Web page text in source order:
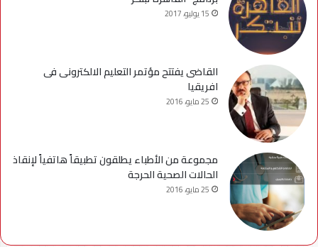
15 يوليو، 2017
القاضى يفتتح مؤتمر التعليم الالكترونى فى
افريقيا
25 مايو، 2016
مجموعة من الأطباء يطلقون تطبيقاً هاتفياً لإنقاذ
الحالات الصحية الحرجة
25 مايو، 2016